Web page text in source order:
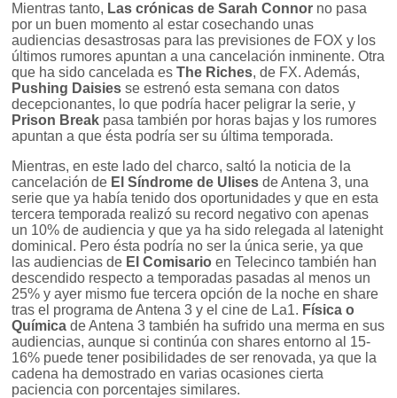
Mientras tanto, Las crónicas de Sarah Connor no pasa
por un buen momento al estar cosechando unas
audiencias desastrosas para las previsiones de FOX y los
últimos rumores apuntan a una cancelación inminente. Otra
que ha sido cancelada esThe Riches, de FX. Además,
Pushing Daisies se estrenó esta semana con datos
decepcionantes, lo que podría hacer peligrar la serie, y
Prison Break pasa también por horas bajas y los rumores
apuntan a que ésta podría ser su última temporada.
Mientras, en este lado del charco, saltó la noticia de la
cancelación de El Síndrome de Ulises de Antena 3, una
serie que ya había tenido dos oportunidades y que en esta
tercera temporada realizó su record negativo con apenas
un 10% de audiencia y que ya ha sido relegada al latenight
dominical. Pero ésta podría no ser la única serie, ya que
las audiencias de El Comisario en Telecinco también han
descendido respecto a temporadas pasadas al menos un
25% y ayer mismo fue tercera opción de la noche en share
tras el programa de Antena 3 y el cine de La1. Física o
Química de Antena 3 también ha sufrido una merma en sus
audiencias, aunque si continúa con shares entorno al 15-
16% puede tener posibilidades de ser renovada, ya que la
cadena ha demostrado en varias ocasiones cierta
paciencia con porcentajes similares.